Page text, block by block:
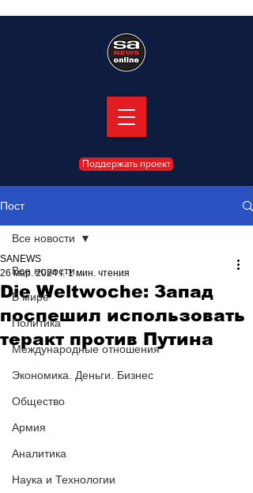
Поддержать проект
Пост
Все новости
В мире
Политика
Международные отношения
Экономика. Деньги. Бизнес
Общество
Армия
Аналитика
Наука и Технологии
Все новости
Die Weltwoche: Запад
поспешил использовать
теракт против Путина
SANEWS
26 мар. 2024 г. 1 мин. чтения